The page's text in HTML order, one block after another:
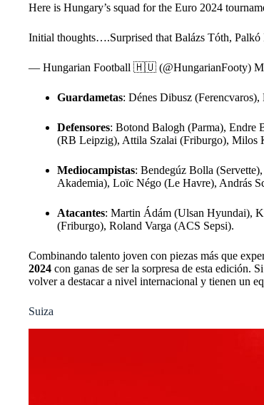
Here is Hungary’s squad for the Euro 2024
Initial thoughts….Surprised that Balázs Tóth, Palkó
— Hungarian Football 🇭🇺 (@HungarianFooty)
Guardametas: Dénes Dibusz
Defensores: Botond Balogh (Parma),
(RB Leipzig), Attila Szalai (Friburgo), Milos
Mediocampistas: Bendegúz Bolla
Akademia), Loïc Négo (Le Havre), András
Atacantes: Martin Ádám (Ulsan Hyundai),
(Friburgo), Roland Varga (ACS Sepsi).
Combinando talento joven con piezas más que
2024 con ganas de ser la sorpresa de esta edición.
volver a destacar a nivel internacional y tienen un
Suiza